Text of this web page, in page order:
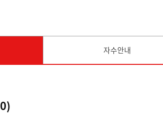
자수안내
0)